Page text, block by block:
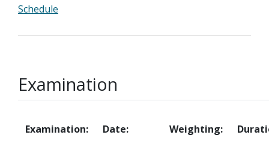
Schedule
Examination
Examination: Date: Weighting: